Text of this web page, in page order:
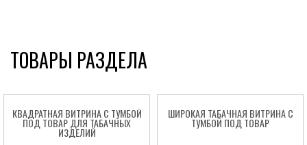
ТОВАРЫ РАЗДЕЛА
КВАДРАТНАЯ ВИТРИНА С ТУМБОЙ
ПОД ТОВАР ДЛЯ ТАБАЧНЫХ
ИЗДЕЛИЙ
ШИРОКАЯ ТАБАЧНАЯ ВИТРИНА С
ТУМБОЙ ПОД ТОВАР